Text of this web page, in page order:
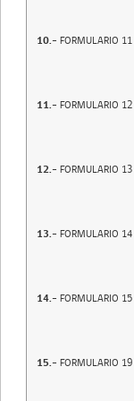
10.- FORMULARIO 11
11.- FORMULARIO 12
12.- FORMULARIO 13
13.- FORMULARIO 14
14.- FORMULARIO 15
15.- FORMULARIO 19